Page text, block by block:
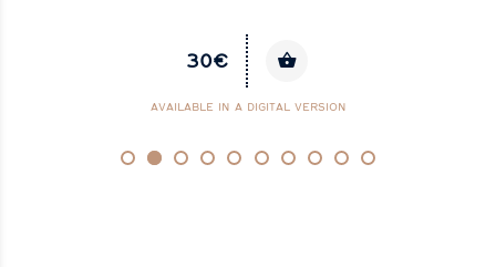
30€
AVAILABLE IN A DIGITAL VERSION